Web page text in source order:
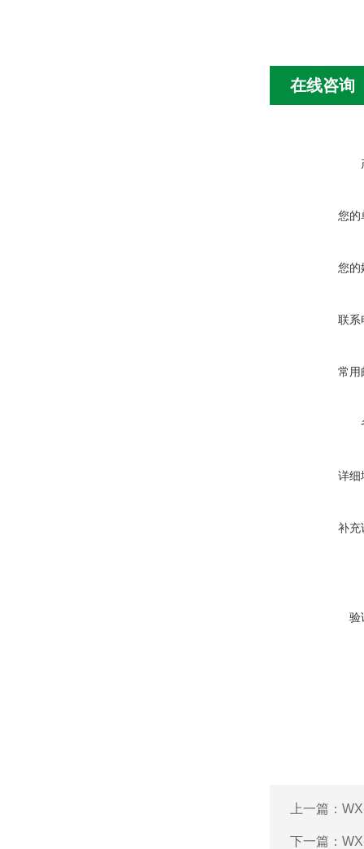
在线咨询
您的
您的
联系
常用
详细
补充
验
上一篇：
下一篇：